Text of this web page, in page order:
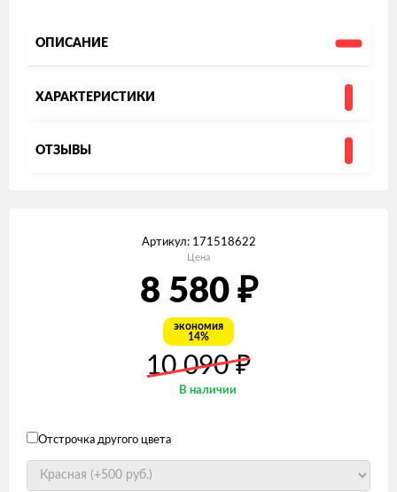
ОПИСАНИЕ
ХАРАКТЕРИСТИКИ
ОТЗЫВЫ
Артикул: 171518622
Цена
8 580 ₽
экономия
14%
10 090₽
В наличии
Отстрочка другого цвета